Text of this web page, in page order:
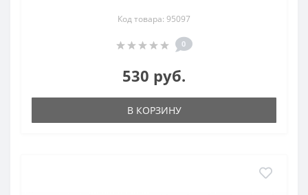
Код товара: 95097
0
530 руб.
В КОРЗИНУ